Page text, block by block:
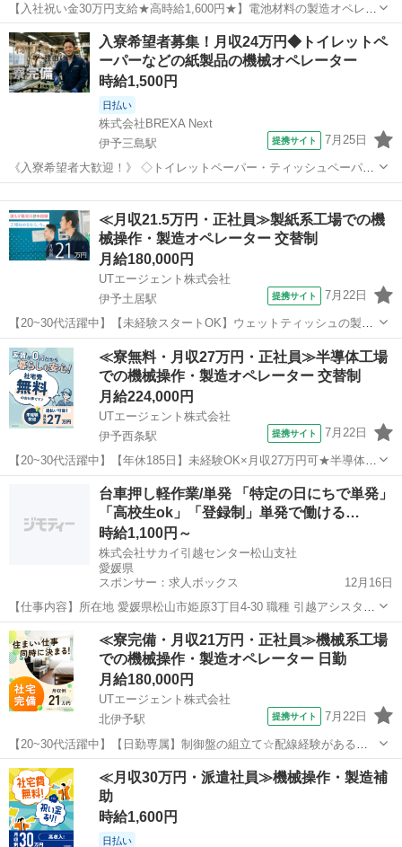
【入社祝い金30万円支給★高時給1,600円★】電池材料の製造オペレー
ター業務！資格・経験不要◎入社後に無料で資格取得も可能★寮費無
料！ワンルーム寮完備！《愛媛県新居浜市》 人気の工場のお仕事 ◇電
池材料の製造オペレーター...
愛媛 新居浜市 中萩駅 その他
入寮希望者募集！月収24万円◆トイレットペ
ーパーなどの紙製品の機械オペレーター
時給1,500円
日払い
株式会社BREXA Next
伊予三島駅
提携サイト 7月25日
《入寮希望者大歓迎！》 ◇トイレットペーパー・ティッシュペーパ
ー・キッチンペーパーなどの紙製品の機械オペレーター◇ ・ロール上
の紙を機械へセット→出来上がった製品を梱包用の機械へセット→出
来上がった製品をダンボールへ入れる...
≪月収21.5万円・正社員≫製紙系工場での機
械操作・製造オペレーター 交替制
月給180,000円
UTエージェント株式会社
伊予土居駅
提携サイト 7月22日
【20~30代活躍中】【未経験スタートOK】ウェットティッシュの製
造・検品・箱詰め★年休121日！《Jekf1C》 詳細情報 ◇ウェットティ
ッシュの製造◇ 紙製品の製造・販売を行う会社でのお仕事です♪ ＜具
体的には…＞...
愛媛 四国中央市 伊予土居駅 その他
≪寮無料・月収27万円・正社員≫半導体工場
での機械操作・製造オペレーター 交替制
月給224,000円
UTエージェント株式会社
伊予西条駅
提携サイト 7月22日
【20~30代活躍中】【年休185日】未経験OK×月収27万円可★半導体製
造・装置操作・検査◎社宅費全額補助♪《Jczn1C》 詳細情報 ＊＊半導
体製品の製造・検査・メンテナンス＊＊ 半導体製品（ウエハ）の製造
伊予西条駅 その他
台車押し軽作業/単発 「特定の日にちで単発」
「高校生ok」「登録制」単発で働ける…
時給1,100円～
株式会社サカイ引越センター松山支社
愛媛県
スポンサー：求人ボックス
12月16日
【仕事内容】所在地 愛媛県松山市姫原3丁目4-30 職種 引越アシスタン
ト 給与 時給1100円 給与詳細 時給1100円(高校生は1050円) 研修期間な
し <収入例> ・週2日働く大学生 自分のペースで働く 時給1100円×1...
アルバイト・パート
≪寮完備・月収21万円・正社員≫機械系工場
での機械操作・製造オペレーター 日勤
月給180,000円
UTエージェント株式会社
北伊予駅
提携サイト 7月22日
【20~30代活躍中】【日勤専属】制御盤の組立て☆配線経験がある方
歓迎◎モクモク作業♪メーカー転籍支援制度あり！《JOXD1C》 詳細
情報 ＋＋電気配線図を確認しながら制御盤の製造をするお仕事＋＋ 配
線作業の経験が活かせ...
愛媛 北伊予駅 その他
≪月収30万円・派遣社員≫機械操作・製造補
助
時給1,600円
日払い